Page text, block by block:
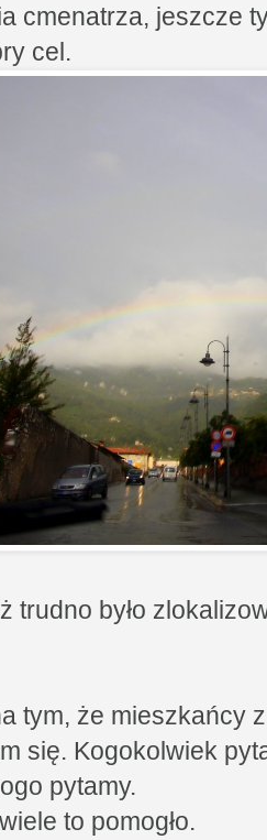
cmenatrza, jeszcze
cel.
trudno było
tym, że mieszkańcy
się. Kogokolwiek
pytamy.
to pomogło.